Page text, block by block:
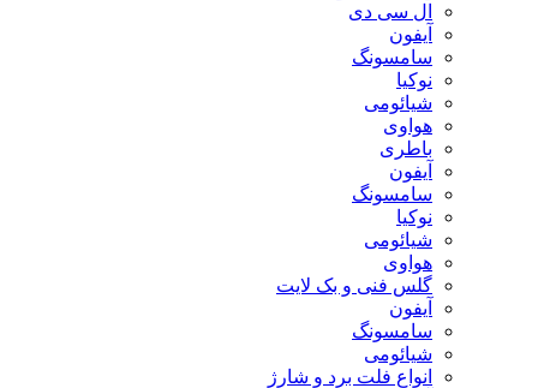
ال سی دی
آیفون
سامسونگ
نوکیا
شیائومی
هواوی
باطری
آیفون
سامسونگ
نوکیا
شیائومی
هواوی
گلس فنی و بک لایت
آیفون
سامسونگ
شیائومی
انواع فلت برد و شارژ